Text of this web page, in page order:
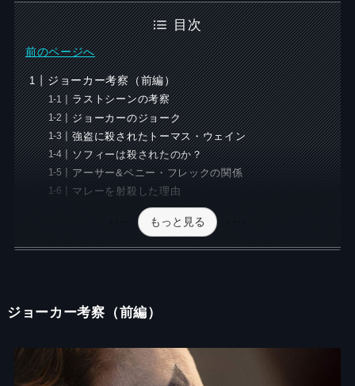
目次
前のページへ
ジョーカー考察（前編）
ラストシーンの考察
ジョーカーのジョーク
強盗に殺されたトーマス・ウェイン
ソフィーは殺されたのか？
アーサー&ペニー・フレックの関係
マレーを射殺した理由
もっと見る
ジョーカー考察（前編）